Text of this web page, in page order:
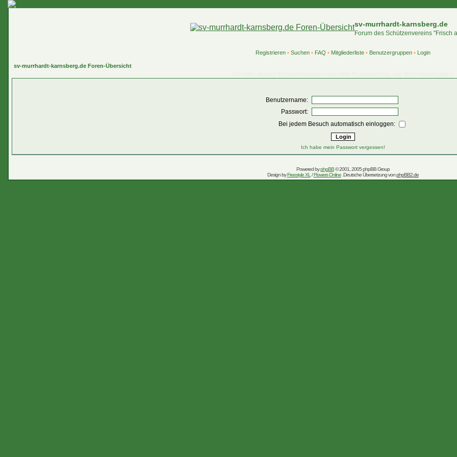
sv-murrhardt-karnsberg.de
Forum des Schützenvereins "Frisch
Registrieren• Suchen• FAQ • Mitgliederliste• Benutzergruppen• Login
sv-murrhardt-karnsberg.de Foren-Übersicht
Benutzername:
Passwort:
Bei jedem Besuch automatisch einloggen:
Ich habe mein Passwort vergessen!
Powered byphpBB© 2001, 2005 phpBB Group
Design byFreestyle XL /Flowers Online.Deutsche Übersetzung vonphpBB2.de